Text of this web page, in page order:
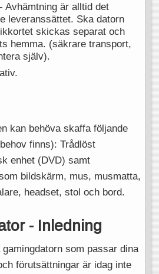
Avhämtning är alltid det
leveranssättet. Ska datorn
skickas separat och
hemma. (säkrare transport,
själv).
kan behöva skaffa följande
finns): Trådlöst
enhet (DVD) samt
bildskärm, mus, musmatta,
headset, stol och bord.
- Inledning
som passar dina
förutsättningar är idag inte